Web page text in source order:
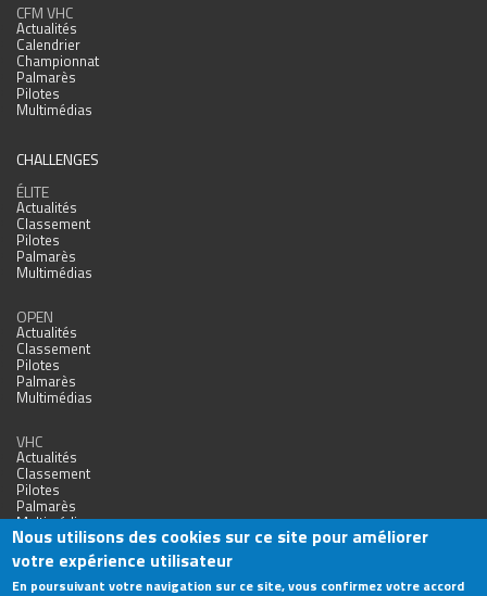
CFM VHC
Actualités
Calendrier
Championnat
Palmarès
Pilotes
Multimédias
CHALLENGES
ÉLITE
Actualités
Classement
Pilotes
Palmarès
Multimédias
OPEN
Actualités
Classement
Pilotes
Palmarès
Multimédias
VHC
Actualités
Classement
Pilotes
Palmarès
Multimédias
Nous utilisons des cookies sur ce site pour améliorer
votre expérience utilisateur
En poursuivant votre navigation sur ce site, vous confirmez votre accord